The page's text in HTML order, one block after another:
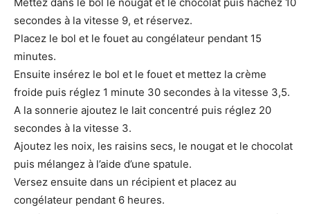
Mettez dans le bol le nougat et le chocolat puis hachez 10
secondes à la vitesse 9, et réservez.
Placez le bol et le fouet au congélateur pendant 15
minutes.
Ensuite insérez le bol et le fouet et mettez la crème
froide puis réglez 1 minute 30 secondes à la vitesse 3,5.
A la sonnerie ajoutez le lait concentré puis réglez 20
secondes à la vitesse 3.
Ajoutez les noix, les raisins secs, le nougat et le chocolat
puis mélangez à l’aide d’une spatule.
Versez ensuite dans un récipient et placez au
congélateur pendant 6 heures.